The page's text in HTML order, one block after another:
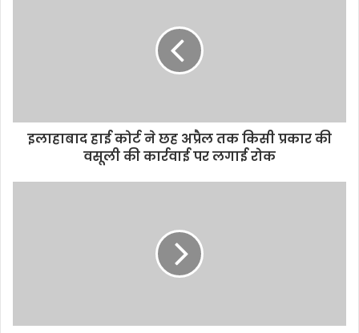
इलाहाबाद हाई कोर्ट ने छह अप्रैल तक किसी प्रकार की
वसूली की कार्रवाई पर लगाई रोक